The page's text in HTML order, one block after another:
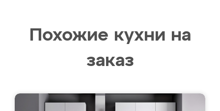
Похожие кухни на
заказ